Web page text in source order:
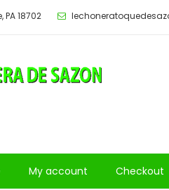
PA 18702
My account Checkout